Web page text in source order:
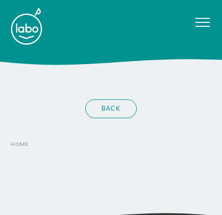
BACK
HOME